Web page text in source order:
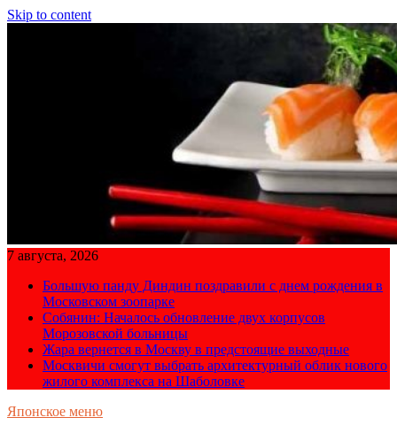
Skip to content
7 августа, 2026
Большую панду Диндин поздравили с днем рождения в
Московском зоопарке
Собянин: Началось обновление двух корпусов
Морозовской больницы
Жара вернется в Москву в предстоящие выходные
Москвичи смогут выбрать архитектурный облик нового
жилого комплекса на Шаболовке
Японское меню